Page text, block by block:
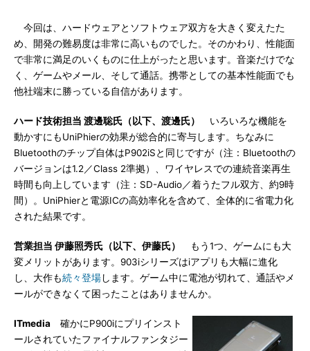
今回は、ハードウェアとソフトウェア双方を大きく変えたた
め、開発の難易度は非常に高いものでした。そのかわり、性能面
で非常に満足のいくものに仕上がったと思います。音楽だけでな
く、ゲームやメール、そして通話。携帯としての基本性能面でも
他社端末に勝っている自信があります。
ハード技術担当 渡邊聡氏（以下、渡邊氏）
いろいろな機能を
動かすにもUniPhierの効果が総合的に寄与します。ちなみに
Bluetoothのチップ自体はP902iSと同じですが（注：Bluetoothの
バージョンは1.2／Class 2準拠）、ワイヤレスでの連続音楽再生
時間も向上しています（注：SD-Audio／着うたフル双方、約9時
間）。UniPhierと電源ICの高効率化を含めて、全体的に省電力化
された結果です。
営業担当 伊藤照秀氏（以下、伊藤氏）
もう1つ、ゲームにも大
変メリットがあります。903iシリーズはiアプリも大幅に進化
し、大作も続々登場します。ゲーム中に電池が切れて、通話やメ
ールができなくて困ったことはありませんか。
ITmedia 確かにP900iにプリインスト
ールされていたファイナルファンタジー